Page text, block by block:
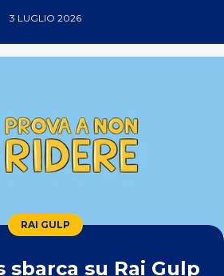
3 LUGLIO 2026
RAI GULP
sbarca su Rai Gulp